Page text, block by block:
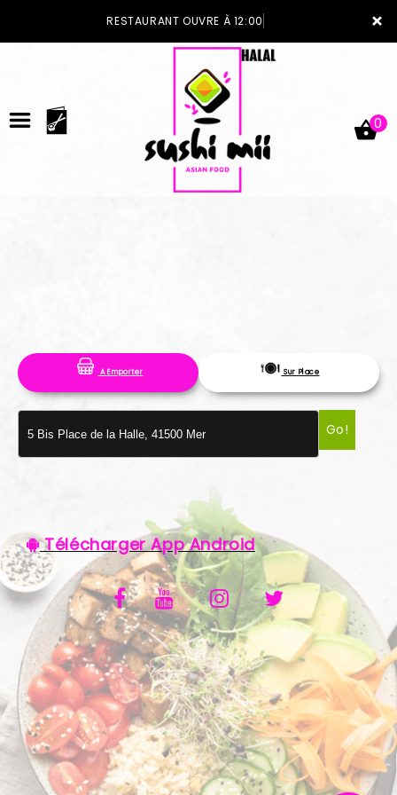
×
RESTAURANT OUVRE À 12:00
NOTRE RESTAURANT
VOS AVIS
MENTIONS LÉGALES
0
A Emporter Sur Place
Go!
Télécharger App Android